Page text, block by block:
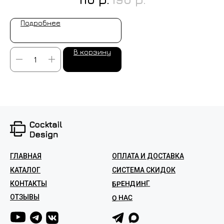
Подробнее
В корзину
ГЛАВНАЯ
ОПЛАТА И ДОСТАВКА
СИСТЕМА СКИДОК
КОНТАКТЫ
КАТАЛОГ
БРЕНДИНГ
ОТЗЫВЫ О НАС